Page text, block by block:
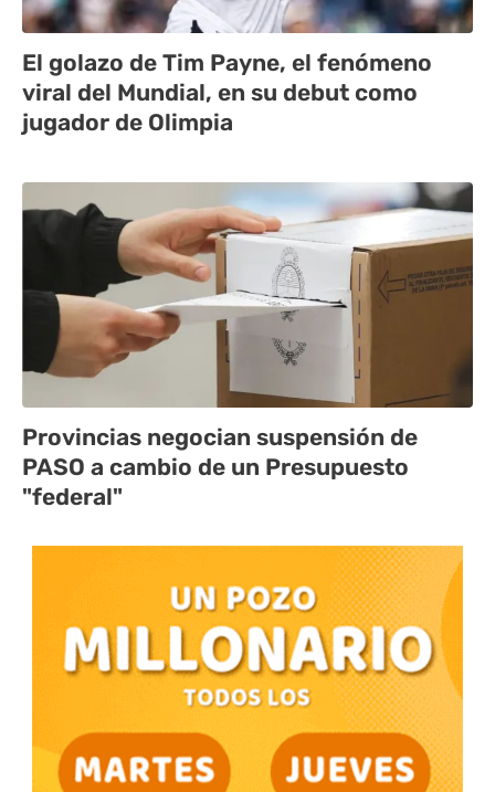
El golazo de Tim Payne, el fenómeno
viral del Mundial, en su debut como
jugador de Olimpia
Provincias negocian suspensión de
PASO a cambio de un Presupuesto
"federal"